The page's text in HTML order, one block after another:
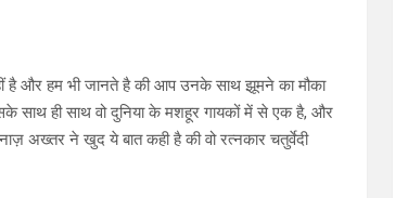
है और हम भी जानते है की आप उनके साथ झूमने का मौका
साथ ही साथ वो दुनिया के मशहूर गायकों में से एक है, और
अख्तर ने खुद ये बात कही है की वो रत्नकार चतुर्वेदी